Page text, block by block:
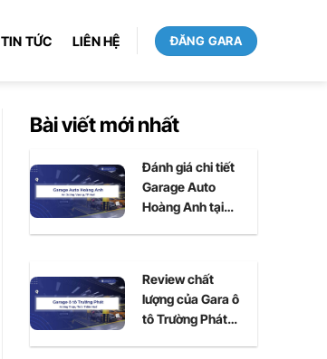
TIN TỨC LIÊN HỆ ĐĂNG GARA
Bài viết mới nhất
Đánh giá chi tiết
Garage Auto
Hoàng Anh tại
Review chất
lượng của Gara ô
tô Trường Phát